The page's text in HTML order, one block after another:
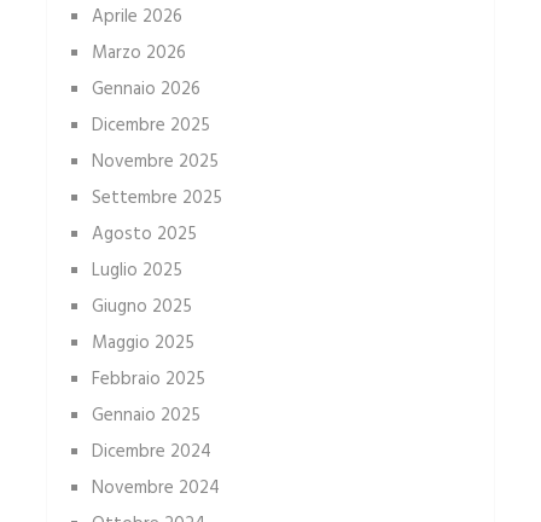
Aprile 2026
Marzo 2026
Gennaio 2026
Dicembre 2025
Novembre 2025
Settembre 2025
Agosto 2025
Luglio 2025
Giugno 2025
Maggio 2025
Febbraio 2025
Gennaio 2025
Dicembre 2024
Novembre 2024